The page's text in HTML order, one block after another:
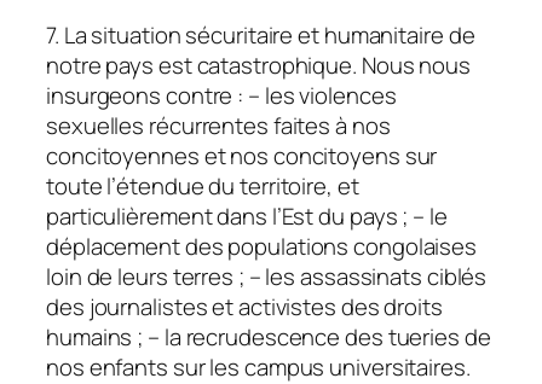
7. La situation sécuritaire et humanitaire de
notre pays est catastrophique. Nous nous
insurgeons contre : – les violences
sexuelles récurrentes faites à nos
concitoyennes et nos concitoyens sur
toute l’étendue du territoire, et
particulièrement dans l’Est du pays ; – le
déplacement des populations congolaises
loin de leurs terres ; – les assassinats ciblés
des journalistes et activistes des droits
humains ; – la recrudescence des tueries de
nos enfants sur les campus universitaires.